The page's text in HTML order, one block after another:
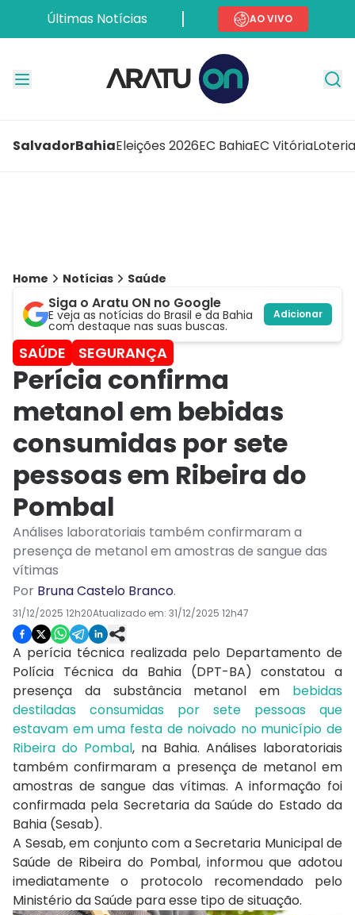
Últimas Notícias AO VIVO
SalvadorBahiaEleições 2026EC BahiaEC Vitória
Home Notícias Saúde
Siga o Aratu ON no Google
E veja as notícias do Brasil e da Bahia
com destaque nas suas buscas.
Adicionar
SAÚDE SEGURANÇA
Perícia confirma
metanol em bebidas
consumidas por sete
pessoas em Ribeira do
Pombal
Análises laboratoriais também confirmaram a
presença de metanol em amostras de sangue das
vítimas
Por Bruna Castelo Branco.
31/12/2025 12h20Atualizado em: 31/12/2025 12h47
A perícia técnica realizada pelo Departamento de
Polícia Técnica da Bahia (DPT-BA) constatou a
presença da substância metanol em bebidas
destiladas consumidas por sete pessoas que
estavam em uma festa de noivado no município de
Ribeira do Pombal, na Bahia. Análises laboratoriais
também confirmaram a presença de metanol em
amostras de sangue das vítimas. A informação foi
confirmada pela Secretaria da Saúde do Estado da
Bahia (Sesab).
A Sesab, em conjunto com a Secretaria Municipal de
Saúde de Ribeira do Pombal, informou que adotou
imediatamente o protocolo recomendado pelo
Ministério da Saúde para esse tipo de situação.